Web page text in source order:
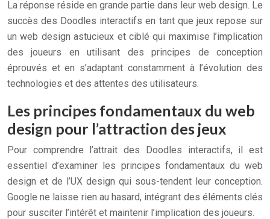
La réponse réside en grande partie dans leur web design. Le
succès des Doodles interactifs en tant que jeux repose sur
un web design astucieux et ciblé qui maximise l’implication
des joueurs en utilisant des principes de conception
éprouvés et en s’adaptant constamment à l’évolution des
technologies et des attentes des utilisateurs.
Les principes fondamentaux du web
design pour l’attraction des jeux
Pour comprendre l’attrait des Doodles interactifs, il est
essentiel d’examiner les principes fondamentaux du web
design et de l’UX design qui sous-tendent leur conception.
Google ne laisse rien au hasard, intégrant des éléments clés
pour susciter l’intérêt et maintenir l’implication des joueurs.